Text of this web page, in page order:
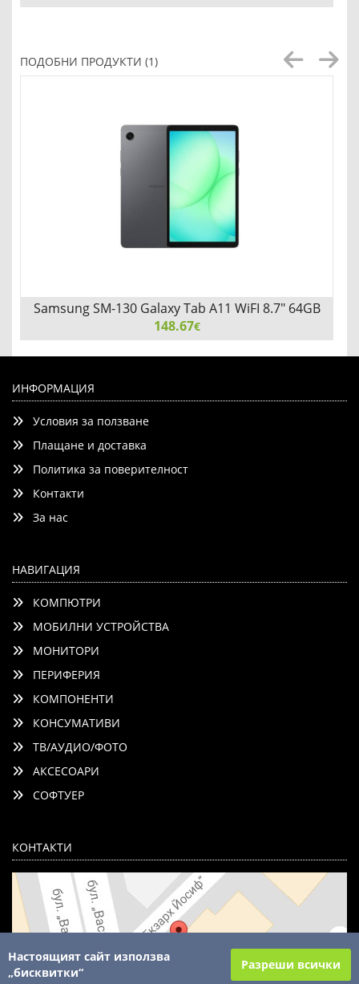
Добави
ПОДОБНИ ПРОДУКТИ (1)
Samsung SM-130 Galaxy Tab A11 WiFI 8.7" 64GB
Gray
148.67€
ИНФОРМАЦИЯ
Условия за ползване
Плащане и доставка
Политика за поверителност
Контакти
За нас
НАВИГАЦИЯ
КОМПЮТРИ
МОБИЛНИ УСТРОЙСТВА
МОНИТОРИ
ПЕРИФЕРИЯ
КОМПОНЕНТИ
КОНСУМАТИВИ
ТВ/АУДИО/ФОТО
АКСЕСОАРИ
СОФТУЕР
КОНТАКТИ
Настоящият сайт използва
„бисквитки“
Разреши всички